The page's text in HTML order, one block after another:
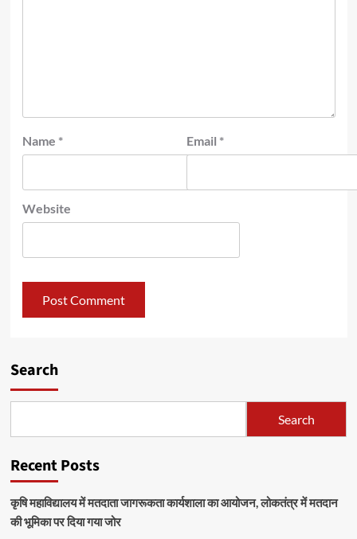
Name * Email *
Website
Search
Search
Recent Posts
कृषि महाविद्यालय में मतदाता जागरूकता कार्यशाला का आयोजन, लोकतंत्र में मतदान
की भूमिका पर दिया गया जोर